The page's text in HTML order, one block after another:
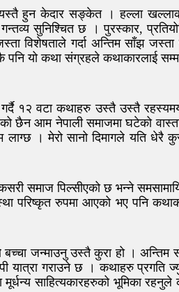
हुन केदार सङ्केत । हल्ला
सुनिश्चित छ । पुरस्कार,
गर्दा अन्तिम साँझ जस्ता
यो कथा संग्रहले कथाकारलाई
गर्दै १२ वटा कथाहरु उस्तै उस्तै
छैन आम नेपाली समाजमा घटेको
लाग्छ । मेरो सानो दिमागले यति
समाज पिल्सीएको छ भन्ने
परिष्कृत रुपमा आएको भए पनि
बच्चा जन्माउनु उस्तै कुरा हो ।
यात्रा गराउने छ । कथाहरु
साहित्यकारहरुको भूमिका